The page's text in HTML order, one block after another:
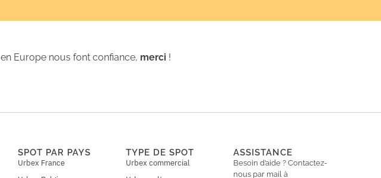
en Europe nous font confiance, merci !
SPOT PAR PAYS
Urbex France
TYPE DE SPOT
Urbex commercial
ASSISTANCE
Besoin d’aide ? Contactez-
nous par mail à